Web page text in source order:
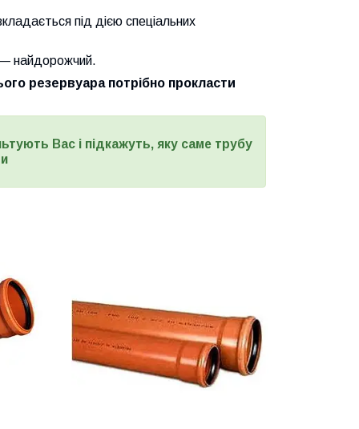
під дією спеціальних
— найдорожчий.
резервуара потрібно прокласти
Вас і підкажуть, яку саме трубу